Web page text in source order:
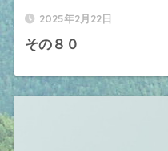
2025年2月22日
その８０